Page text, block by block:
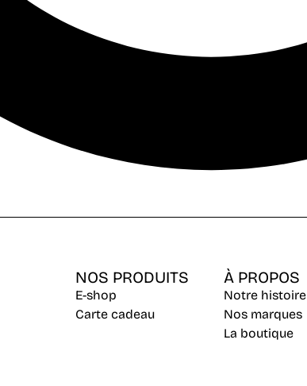
NOS PRODUITS
E-shop
Carte cadeau
À PROPOS
Notre histoire
Nos marques
La boutique